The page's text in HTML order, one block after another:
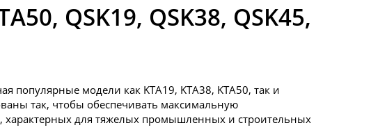
QSK19, QSK38, QSK45,
популярные модели как KTA19, KTA38, KTA50, так и
так, чтобы обеспечивать максимальную
характерных для тяжелых промышленных и строительных